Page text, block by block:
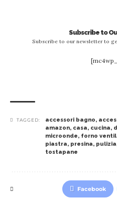
Subscribe to
Subscribe to our newsletter to
TAGGED: accessori bagno,
amazon, casa, cucina,
microonde, forno
piastra, presina, pulizia
tostapane
Facebook